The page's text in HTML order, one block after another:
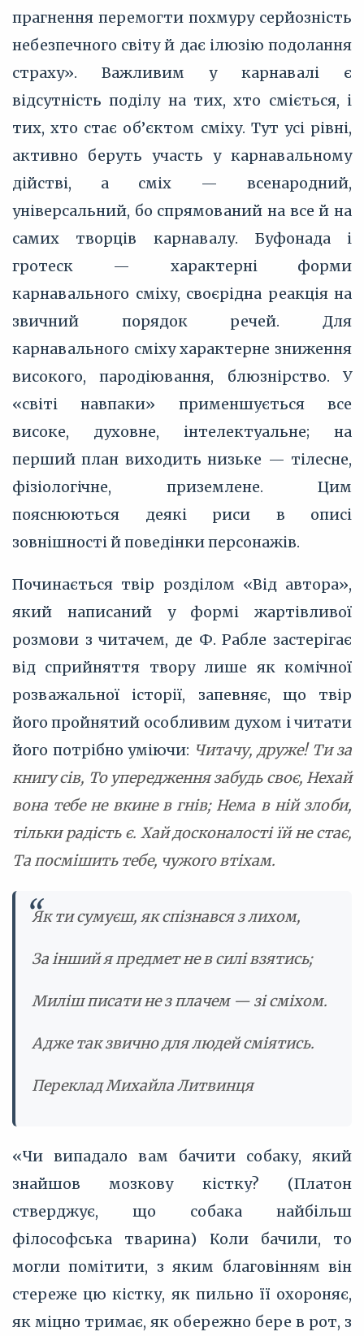
прагнення перемогти похмуру серйозність
небезпечного світу й дає ілюзію подолання
страху». Важливим у карнавалі є
відсутність поділу на тих, хто сміється, і
тих, хто стає об’єктом сміху. Тут усі рівні,
активно беруть участь у карнавальному
дійстві, а сміх — всенародний,
універсальний, бо спрямований на все й на
самих творців карнавалу. Буфонада і
гротеск — характерні форми
карнавального сміху, своєрідна реакція на
звичний порядок речей. Для
карнавального сміху характерне зниження
високого, пародіювання, блюзнірство. У
«світі навпаки» применшується все
високе, духовне, інтелектуальне; на
перший план виходить низьке — тілесне,
фізіологічне, приземлене. Цим
пояснюються деякі риси в описі
зовнішності й поведінки персонажів.
Починається твір розділом «Від автора»,
який написаний у формі жартівливої
розмови з читачем, де Ф. Рабле застерігає
від сприйняття твору лише як комічної
розважальної історії, запевняє, що твір
його пройнятий особливим духом і читати
його потрібно уміючи: Читачу, друже! Ти за
книгу сів, То упередження забудь своє, Нехай
вона тебе не вкине в гнів; Нема в ній злоби,
тільки радість є. Хай досконалості їй не стає,
Та посмішить тебе, чужого втіхам.
Як ти сумуєш, як спізнався з лихом,
За інший я предмет не в силі взятись;
Миліш писати не з плачем — зі сміхом.
Адже так звично для людей сміятись.
Переклад Михайла Литвинця
«Чи випадало вам бачити собаку, який
знайшов мозкову кістку? (Платон
стверджує, що собака найбільш
філософська тварина) Коли бачили, то
могли помітити, з яким благовінням він
стереже цю кістку, як пильно її охороняє,
як міцно тримає, як обережно бере в рот, з